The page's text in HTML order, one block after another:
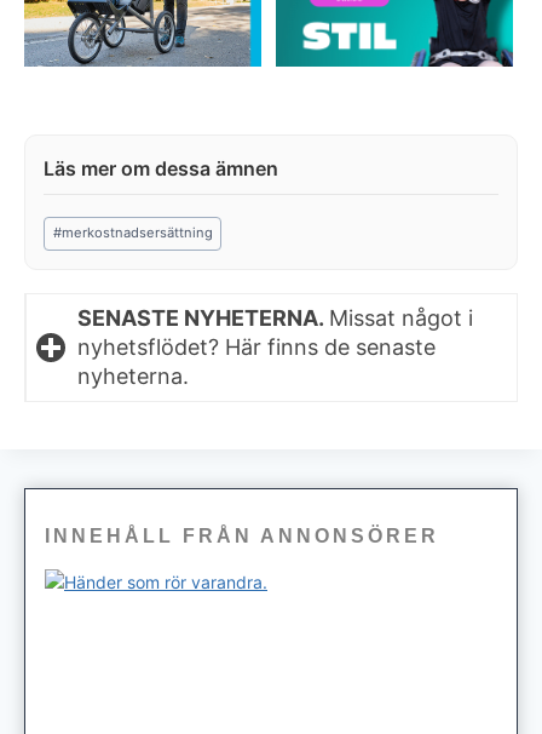
Post
Tags:
#merkostnadsersättning
SENASTE NYHETERNA. Missat något i
nyhetsflödet? Här finns de senaste
nyheterna.
INNEHÅLL FRÅN ANNONSÖRER